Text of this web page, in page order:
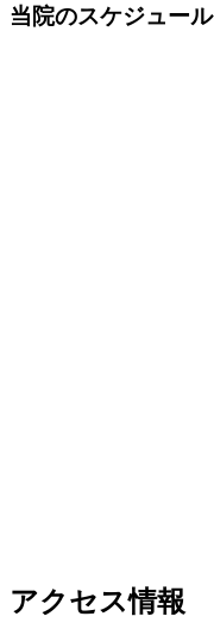
当院のスケジュール
アクセス情報